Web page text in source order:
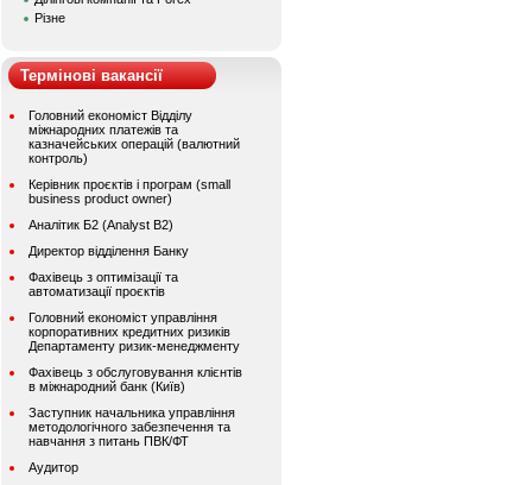
Різне
Термінові вакансії
Головний економіст Відділу
міжнародних платежів та
казначейських операцій (валютний
контроль)
Керівник проєктів і програм (small
business product owner)
Аналітик Б2 (Analyst B2)
Директор відділення Банку
Фахівець з оптимізації та
автоматизації проєктів
Головний економіст управління
корпоративних кредитних ризиків
Департаменту ризик-менеджменту
Фахівець з обслуговування клієнтів
в міжнародний банк (Київ)
Заступник начальника управління
методологічного забезпечення та
навчання з питань ПВК/ФТ
Аудитор